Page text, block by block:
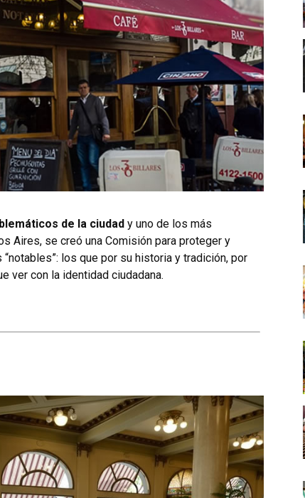
de la ciudad y uno de los más
Aires, se creó una Comisión para proteger y
los que por su historia y tradición, por
ver con la identidad ciudadana.